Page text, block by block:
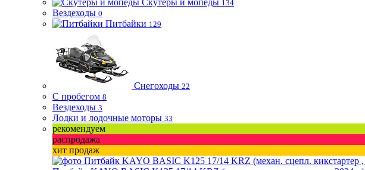
Скутеры и мопеды 134
Вездеходы 0
Питбайки 129
Снегоходы 22
С пробегом 8
Вездеходы 3
Лодки и лодочные моторы 33
рекомендуем
распродажа
хит продаж